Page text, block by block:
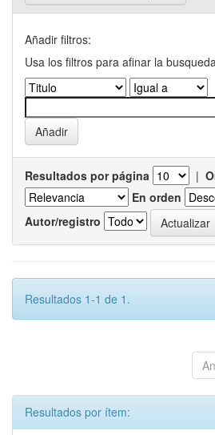
Añadir filtros:
Usa los filtros para afinar la
Resultados por página |
En orden
Autor/registro
Resultados 1-1 de 1.
Resultados por ítem: